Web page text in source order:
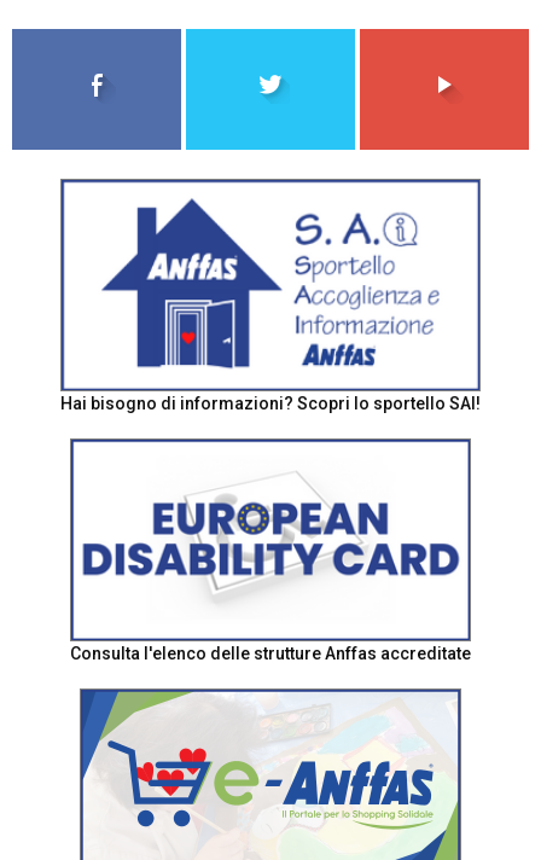
Hai bisogno di informazioni? Scopri lo sportello SAI!
Consulta l'elenco delle strutture Anffas accreditate